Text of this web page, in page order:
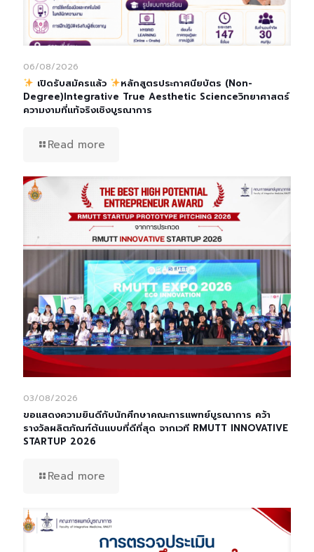
06/08/2026
เปิดรับสมัครแล้ว
หลักสูตรประกาศนียบัตร (Non-
Degree)Integrative True Aesthetic Scienceวิทยาศาสตร์
ความงามที่แท้จริงเชิงบูรณาการ
Read more
03/08/2026
ขอแสดงความยินดีกับนักศึกษาคณะการแพทย์บูรณาการ คว้า
รางวัลผลิตภัณฑ์ต้นแบบที่ดีที่สุด จากเวที RMUTT INNOVATIVE
STARTUP 2026
Read more